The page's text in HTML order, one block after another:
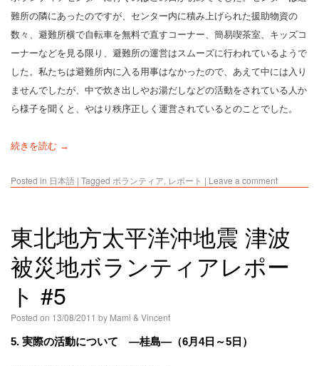
難所の隣にあったのですが、センター内に積み上げられた援助物資の
数々、避難所横で自転車を無料で直すコーナー、簡易喫茶室、キッズコ
ーナーなどを見る限り、避難所の運営はスムーズに行われているようで
した。私たちは避難所内に入る用事はなかったので、あえて中には入り
ませんでしたが、中で炊き出しやお湯だしなどの活動をされている人か
ら様子を聞くと、やはり秩序正しく運営されているとのことでした。
続きを読む →
Posted in 日本語 | Tagged ボランティア, レポート | Leave a comment
東北地方太平洋沖地震 津波
被災地ボランティアレポー
ト #5
Posted on 13/08/2011 by Mami & Vincent
5. 実際の活動について ―桂島―（6月4日～5日）